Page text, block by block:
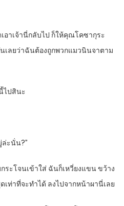
อาเจ้านี่กลับไป ก็ให้คุณโคซากุระ
เลยว่าฉันต้องถูกพวกแมวนินจาตาม
ไปสินะ
ล่ะนั่น?”
ะโจนเข้าใส่ ฉันก็เหวี่ยงแขน ขว้าง
ท่าที่จะทำได้ ลงไปจากหน้าผานี่เลย